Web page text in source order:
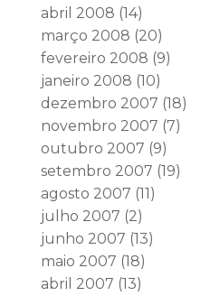
abril 2008 (14)
março 2008 (20)
fevereiro 2008 (9)
janeiro 2008 (10)
dezembro 2007 (18)
novembro 2007 (7)
outubro 2007 (9)
setembro 2007 (19)
agosto 2007 (11)
julho 2007 (2)
junho 2007 (13)
maio 2007 (18)
abril 2007 (13)